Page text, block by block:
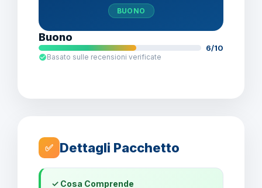
BUONO
Buono
6/10
Basato sulle recensioni verificate
✅ Dettagli Pacchetto
✓ Cosa Comprende